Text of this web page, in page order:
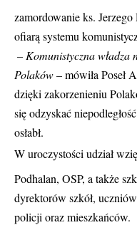
zamordowanie ks.
ofiarą systemu
– Komunistyczna władza
Polaków– mówiła Poseł
dzięki zakorzenieniu
się odzyskać
osłabł.
W uroczystości udział
Podhalan, OSP, a także
dyrektorów szkół,
policji oraz mieszkańców.